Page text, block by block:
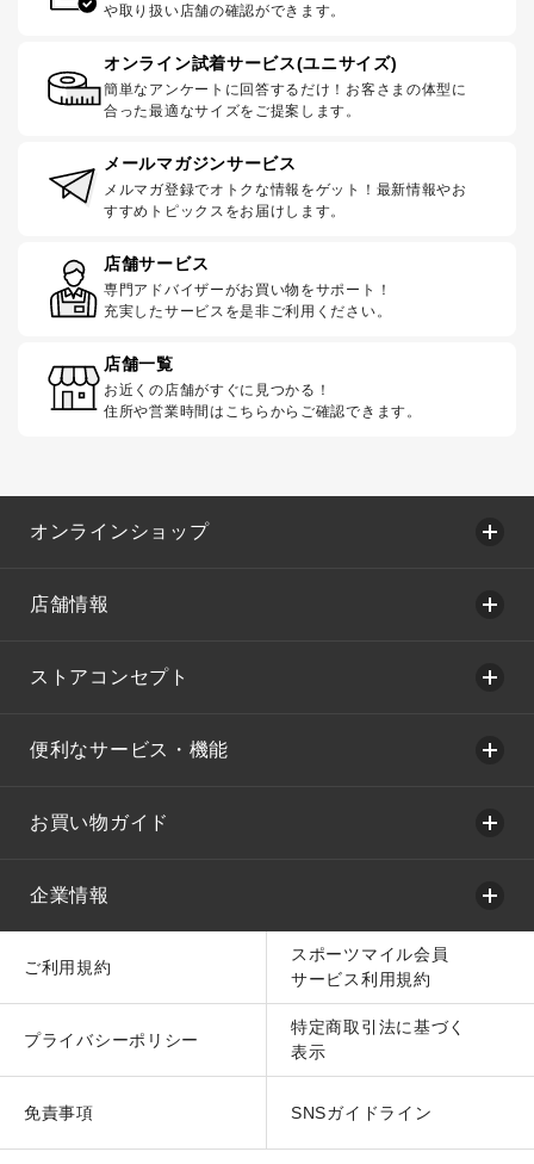
や取り扱い店舗の確認ができます。
オンライン試着サービス(ユニサイズ)
簡単なアンケートに回答するだけ！お客さまの体型に
合った最適なサイズをご提案します。
メールマガジンサービス
メルマガ登録でオトクな情報をゲット！最新情報やお
すすめトピックスをお届けします。
店舗サービス
専門アドバイザーがお買い物をサポート！
充実したサービスを是非ご利用ください。
店舗一覧
お近くの店舗がすぐに見つかる！
住所や営業時間はこちらからご確認できます。
オンラインショップ
店舗情報
ストアコンセプト
便利なサービス・機能
お買い物ガイド
企業情報
ご利用規約
スポーツマイル会員
サービス利用規約
プライバシーポリシー
特定商取引法に基づく
表示
免責事項 SNSガイドライン